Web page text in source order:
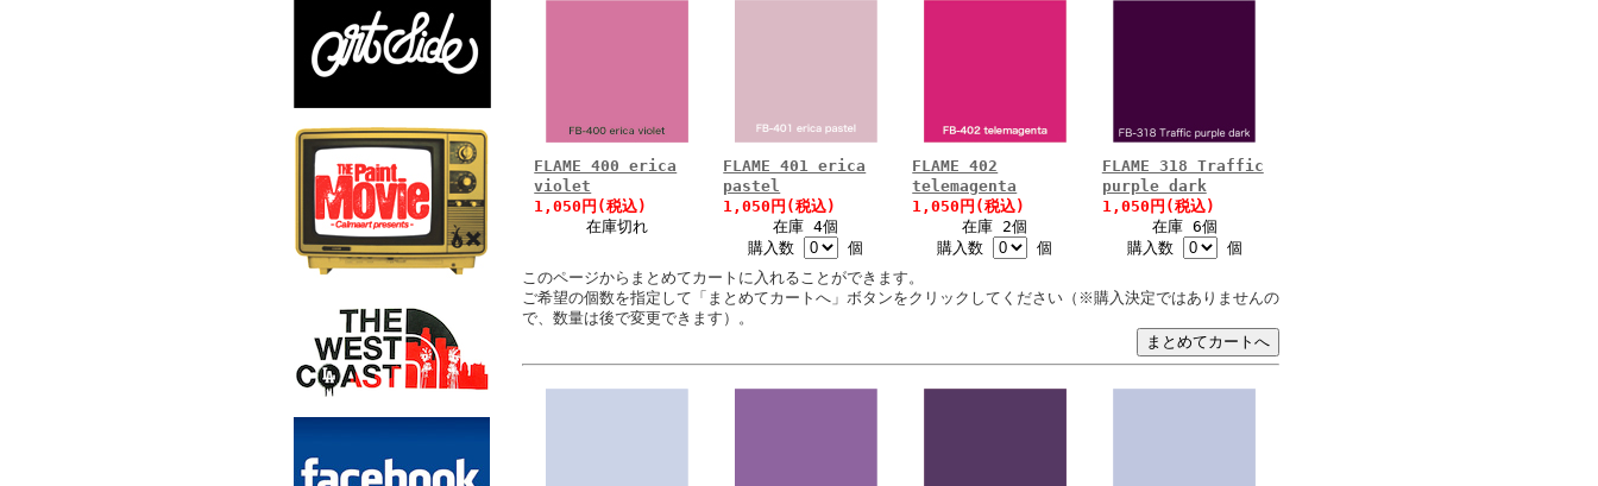
FLAME 400 erica
violet
1,050円(税込)
在庫切れ
FLAME 401 erica
pastel
1,050円(税込)
在庫 4個
購入数
個
FLAME 402
telemagenta
1,050円(税込)
在庫 2個
購入数
個
FLAME 318 Traffic
purple dark
1,050円(税込)
在庫 6個
購入数
個
このページからまとめてカートに入れることができます。
ご希望の個数を指定して「まとめてカートへ」ボタンをクリックしてください（※購入決定ではありませんの
で、数量は後で変更できます）。